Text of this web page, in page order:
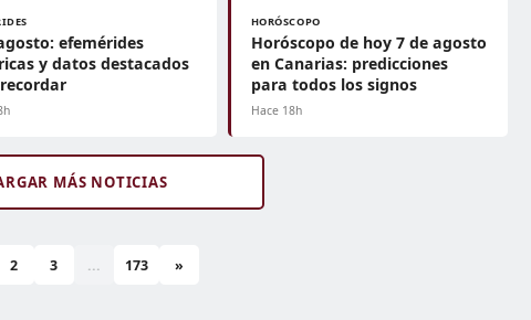
efemérides
y datos destacados
HORÓSCOPO
Horóscopo de hoy 7 de agosto
en Canarias: predicciones
para todos los signos
Hace 18h
MÁS NOTICIAS
2 3 ... 173 »